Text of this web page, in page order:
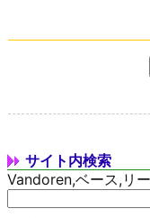
サイト内検索
Vandoren,ベース,リ